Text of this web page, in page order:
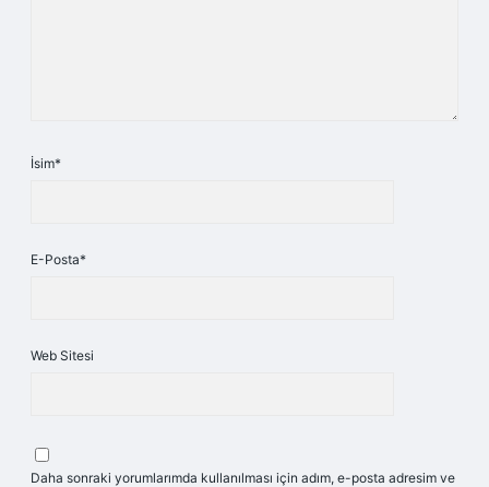
İsim*
E-Posta*
Web Sitesi
Daha sonraki yorumlarımda kullanılması için adım, e-posta adresim ve